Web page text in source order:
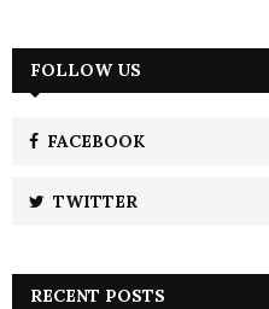
FOLLOW US
FACEBOOK
TWITTER
RECENT POSTS